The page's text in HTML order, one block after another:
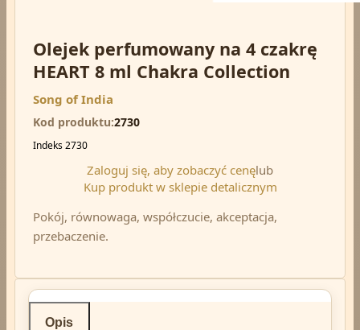
Olejek perfumowany na 4 czakrę
HEART 8 ml Chakra Collection
Song of India
Kod produktu 2730
Indeks 2730
Zaloguj się, aby zobaczyć cenęlub
Kup produkt w sklepie detalicznym
Pokój, równowaga, współczucie, akceptacja,
przebaczenie.
Opis